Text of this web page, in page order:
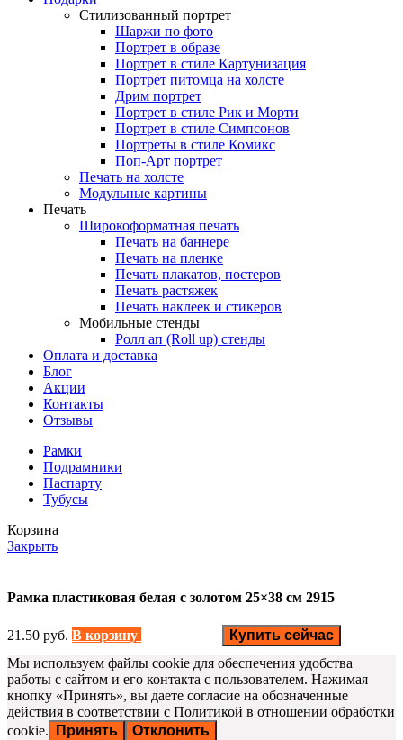
Стилизованный портрет
Шаржи по фото
Портрет в образе
Портрет в стиле Картунизация
Портрет питомца на холсте
Дрим портрет
Портрет в стиле Рик и Морти
Портрет в стиле Симпсонов
Портреты в стиле Комикс
Поп-Арт портрет
Печать на холсте
Модульные картины
Печать
Широкоформатная печать
Печать на баннере
Печать на пленке
Печать плакатов, постеров
Печать растяжек
Печать наклеек и стикеров
Мобильные стенды
Ролл ап (Roll up) стенды
Оплата и доставка
Блог
Акции
Контакты
Отзывы
Рамки
Подрамники
Паспарту
Тубусы
Корзина
Закрыть
Рамка пластиковая белая с золотом 25×38 см 2915
21.50 руб. В корзину
Купить сейчас
Мы используем файлы cookie для обеспечения удобства
работы с сайтом и его контакта с пользователем. Нажимая
кнопку «Принять», вы даете согласие на обозначенные
действия в соответствии с Политикой в отношении обработки
cookie.
Принять
Отклонить